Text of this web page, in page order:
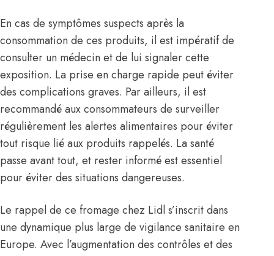
En cas de symptômes suspects après la
consommation de ces produits, il est impératif de
consulter un médecin et de lui signaler cette
exposition. La prise en charge rapide peut éviter
des complications graves. Par ailleurs, il est
recommandé aux consommateurs de surveiller
régulièrement les alertes alimentaires pour éviter
tout risque lié aux produits rappelés. La santé
passe avant tout, et rester informé est essentiel
pour éviter des situations dangereuses.
Le rappel de ce fromage chez Lidl s’inscrit dans
une dynamique plus large de vigilance sanitaire en
Europe. Avec l’augmentation des contrôles et des